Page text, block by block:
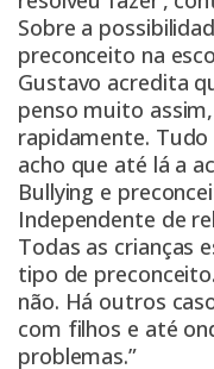
Sobre a
preconceito na
Gustavo acredita
penso muito
rapidamente.
acho que até lá a
Bullying e
Independente de
Todas as crianças
tipo de
não. Há outros
com filhos e até
problemas.”